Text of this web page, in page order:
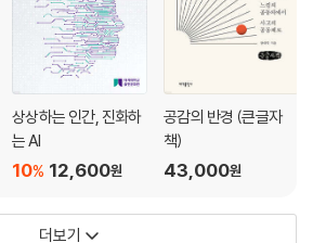
상상하는 인간, 진화하
는 AI
12,600원
10%
공감의 반경 (큰글자
책)
43,000원
더보기